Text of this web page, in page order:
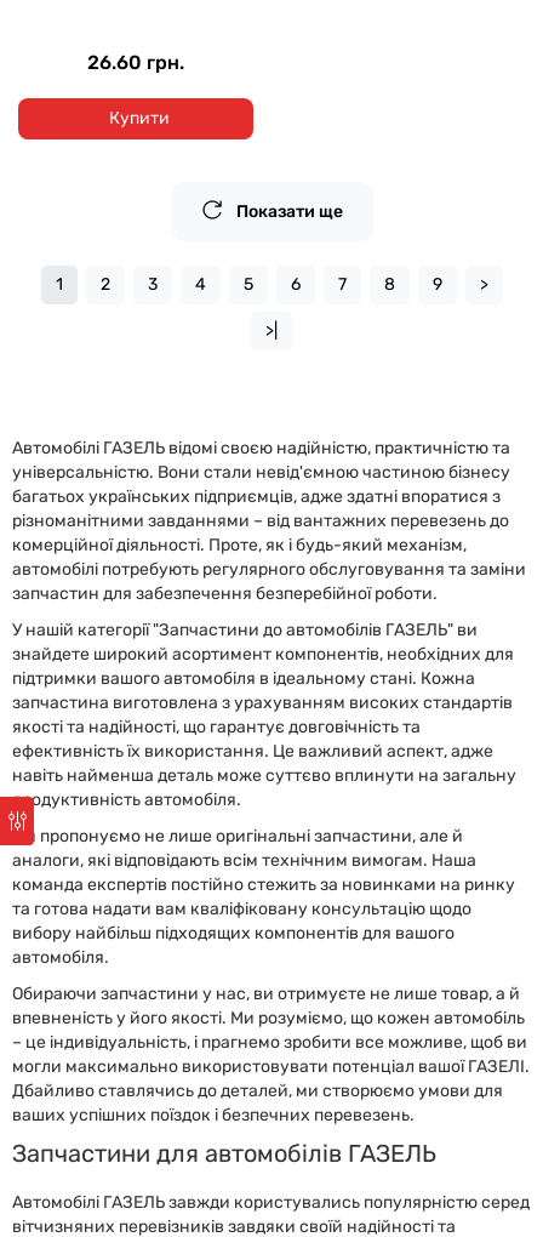
26.60 грн.
Купити
Показати ще
1 2 3 4 5 6 7 8 9 >
>|
Автомобілі ГАЗЕЛЬ відомі своєю надійністю, практичністю та
універсальністю. Вони стали невід'ємною частиною бізнесу
багатьох українських підприємців, адже здатні впоратися з
різноманітними завданнями – від вантажних перевезень до
комерційної діяльності. Проте, як і будь-який механізм,
автомобілі потребують регулярного обслуговування та заміни
запчастин для забезпечення безперебійної роботи.
У нашій категорії "Запчастини до автомобілів ГАЗЕЛЬ" ви
знайдете широкий асортимент компонентів, необхідних для
підтримки вашого автомобіля в ідеальному стані. Кожна
запчастина виготовлена з урахуванням високих стандартів
якості та надійності, що гарантує довговічність та
ефективність їх використання. Це важливий аспект, адже
навіть найменша деталь може суттєво вплинути на загальну
продуктивність автомобіля.
Ми пропонуємо не лише оригінальні запчастини, але й
аналоги, які відповідають всім технічним вимогам. Наша
команда експертів постійно стежить за новинками на ринку
та готова надати вам кваліфіковану консультацію щодо
вибору найбільш підходящих компонентів для вашого
автомобіля.
Обираючи запчастини у нас, ви отримуєте не лише товар, а й
впевненість у його якості. Ми розуміємо, що кожен автомобіль
– це індивідуальність, і прагнемо зробити все можливе, щоб ви
могли максимально використовувати потенціал вашої ГАЗЕЛІ.
Дбайливо ставлячись до деталей, ми створюємо умови для
ваших успішних поїздок і безпечних перевезень.
Запчастини для автомобілів ГАЗЕЛЬ
Автомобілі ГАЗЕЛЬ завжди користувались популярністю серед
вітчизняних перевізників завдяки своїй надійності та